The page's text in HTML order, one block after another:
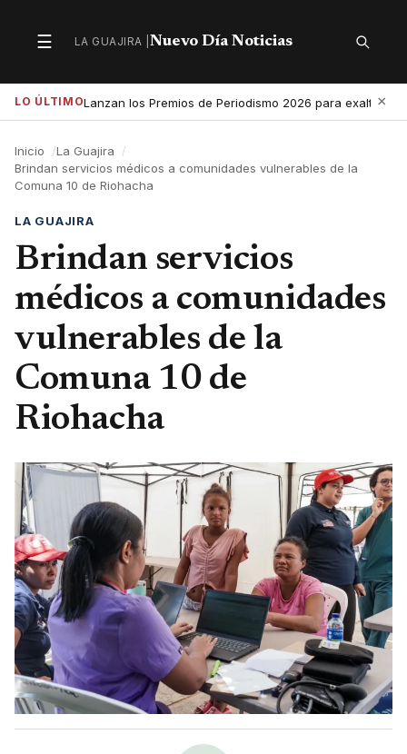
☰
SeccionesLA GUAJIRA | Nuevo Día Noticias Buscar
LO ÚLTIMOLanzan los Premios de Periodismo 2026 para exaltar
×
Inicio
La Guajira
Brindan servicios médicos a comunidades vulnerables de la
Comuna 10 de Riohacha
LA GUAJIRA
Brindan servicios
médicos a comunidades
vulnerables de la
Comuna 10 de
Riohacha